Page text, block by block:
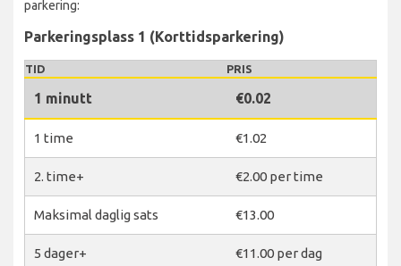
parkering:
Parkeringsplass 1 (Korttidsparkering)
TID PRIS
1 minutt €0.02
1 time €1.02
2. time+ €2.00 per time
Maksimal daglig sats €13.00
5 dager+ €11.00 per dag